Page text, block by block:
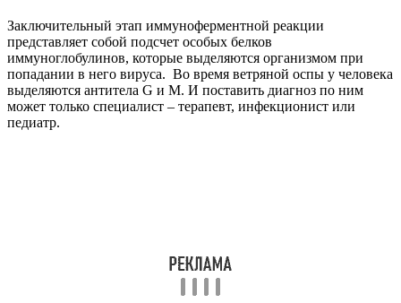
Заключительный этап иммуноферментной реакции
представляет собой подсчет особых белков
иммуноглобулинов, которые выделяются организмом при
попадании в него вируса. Во время ветряной оспы у человека
выделяются антитела G и M. И поставить диагноз по ним
может только специалист – терапевт, инфекционист или
педиатр.